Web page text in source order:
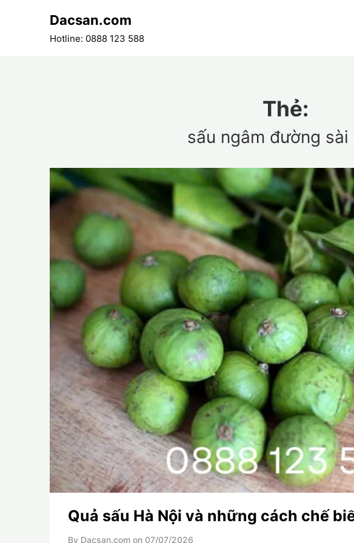
Dacsan.com
Hotline: 0888 123 588
Thẻ:
sấu ngâm đường sài
Quả sấu Hà Nội và những cách chế
By Dacsan.com on 07/07/2026